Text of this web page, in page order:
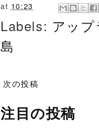
at 10:23
Labels: アッ
島
次の投稿
注目の投稿